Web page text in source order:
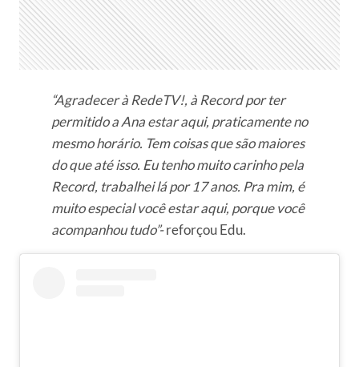
“Agradecer à RedeTV!, à Record por ter
permitido a Ana estar aqui, praticamente no
mesmo horário. Tem coisas que são maiores
do que até isso. Eu tenho muito carinho pela
Record, trabalhei lá por 17 anos. Pra mim, é
muito especial você estar aqui, porque você
acompanhou tudo”-reforçou Edu.